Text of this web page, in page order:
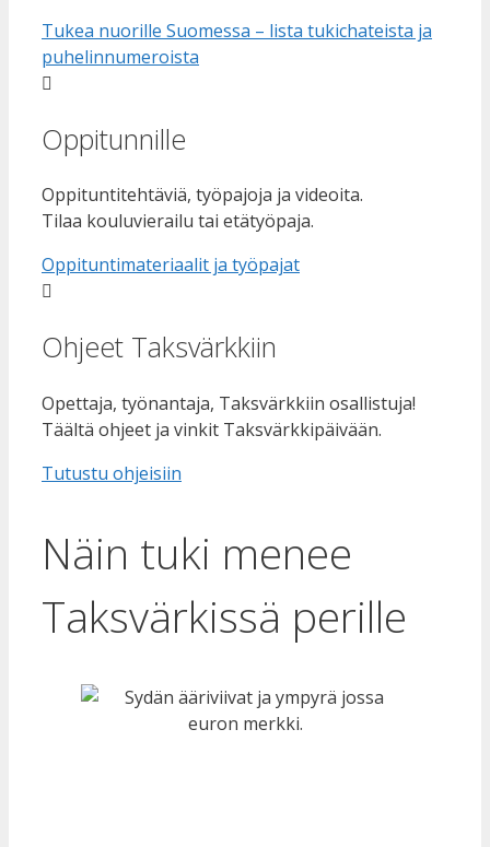
Tukea nuorille Suomessa – lista tukichateista ja
puhelinnumeroista
Oppitunnille
Oppituntitehtäviä, työpajoja ja videoita.
Tilaa kouluvierailu tai etätyöpaja.
Oppituntimateriaalit ja työpajat
Ohjeet Taksvärkkiin
Opettaja, työnantaja, Taksvärkkiin osallistuja!
Täältä ohjeet ja vinkit Taksvärkkipäivään.
Tutustu ohjeisiin
Näin tuki menee
Taksvärkissä perille